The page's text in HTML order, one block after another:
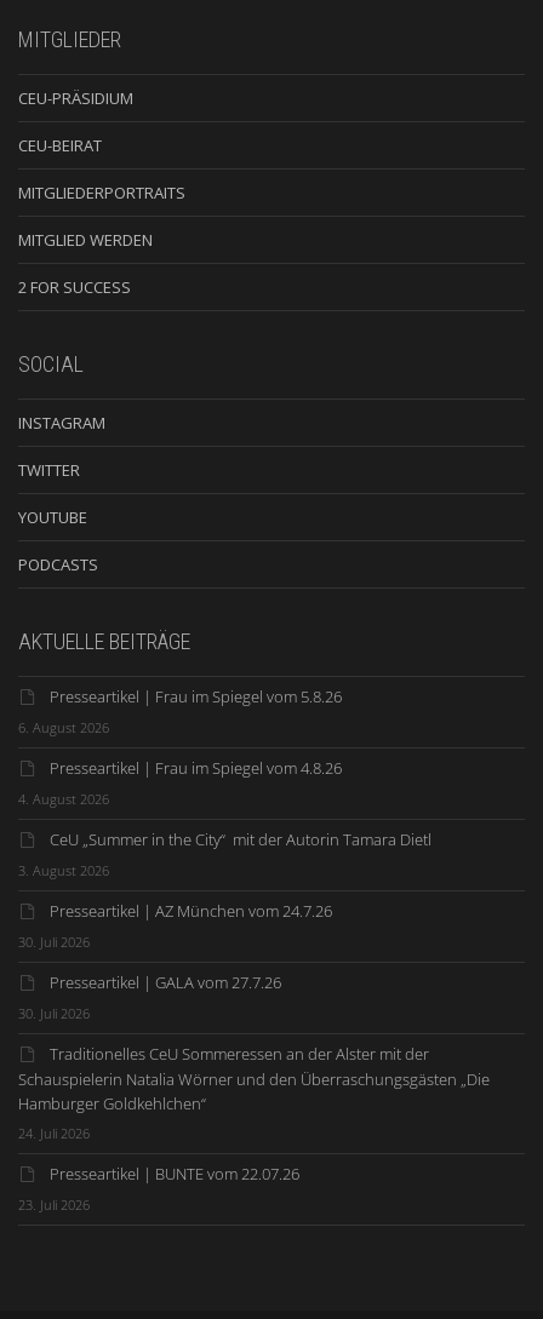
MITGLIEDER
CEU-PRÄSIDIUM
CEU-BEIRAT
MITGLIEDERPORTRAITS
MITGLIED WERDEN
2 FOR SUCCESS
SOCIAL
INSTAGRAM
TWITTER
YOUTUBE
PODCASTS
AKTUELLE BEITRÄGE
Presseartikel | Frau im Spiegel vom 5.8.26
6. August 2026
Presseartikel | Frau im Spiegel vom 4.8.26
4. August 2026
CeU „Summer in the City“ mit der Autorin Tamara Dietl
3. August 2026
Presseartikel | AZ München vom 24.7.26
30. Juli 2026
Presseartikel | GALA vom 27.7.26
30. Juli 2026
Traditionelles CeU Sommeressen an der Alster mit der
Schauspielerin Natalia Wörner und den Überraschungsgästen „Die
Hamburger Goldkehlchen“
24. Juli 2026
Presseartikel | BUNTE vom 22.07.26
23. Juli 2026